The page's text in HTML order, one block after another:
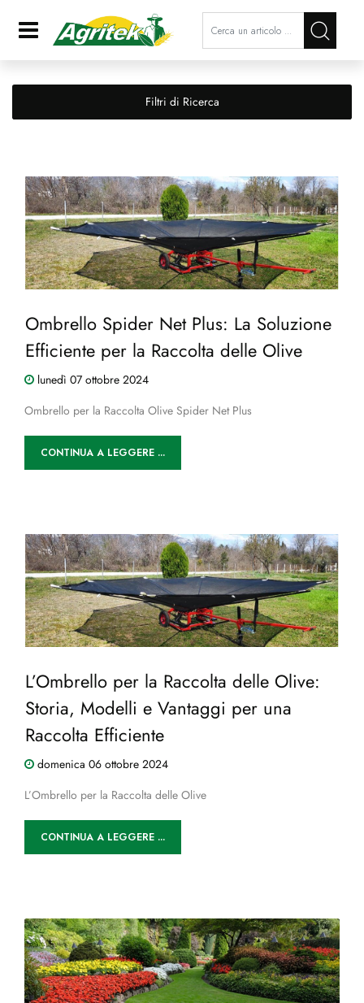
Open La modifica di un filtro
Filtri di Ricerca
Ombrello Spider Net Plus: La Soluzione
Efficiente per la Raccolta delle Olive
lunedì 07 ottobre 2024
Ombrello per la Raccolta Olive Spider Net Plus
CONTINUA A LEGGERE ...
L’Ombrello per la Raccolta delle Olive:
Storia, Modelli e Vantaggi per una
Raccolta Efficiente
domenica 06 ottobre 2024
L’Ombrello per la Raccolta delle Olive
CONTINUA A LEGGERE ...